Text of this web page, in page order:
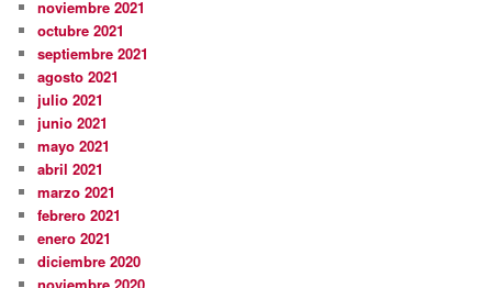
noviembre 2021
octubre 2021
septiembre 2021
agosto 2021
julio 2021
junio 2021
mayo 2021
abril 2021
marzo 2021
febrero 2021
enero 2021
diciembre 2020